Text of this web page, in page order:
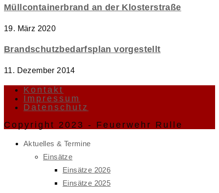
Müllcontainerbrand an der Klosterstraße
19. März 2020
Brandschutzbedarfsplan vorgestellt
11. Dezember 2014
Kontakt
Impressum
Datenschutz
Copyright 2023 - Feuerwehr Rulle
Aktuelles & Termine
Einsätze
Einsätze 2026
Einsätze 2025